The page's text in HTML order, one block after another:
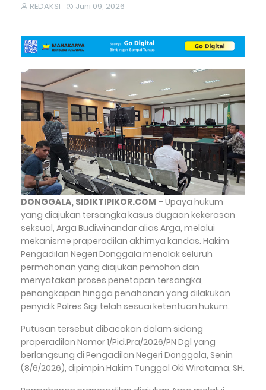
REDAKSI Juni 09, 2026
DONGGALA, SIDIKTIPIKOR.COM – Upaya hukum
yang diajukan tersangka kasus dugaan kekerasan
seksual, Arga Budiwinandar alias Arga, melalui
mekanisme praperadilan akhirnya kandas. Hakim
Pengadilan Negeri Donggala menolak seluruh
permohonan yang diajukan pemohon dan
menyatakan proses penetapan tersangka,
penangkapan hingga penahanan yang dilakukan
penyidik Polres Sigi telah sesuai ketentuan hukum.
Putusan tersebut dibacakan dalam sidang
praperadilan Nomor 1/Pid.Pra/2026/PN Dgl yang
berlangsung di Pengadilan Negeri Donggala, Senin
(8/6/2026), dipimpin Hakim Tunggal Oki Wiratama, SH.